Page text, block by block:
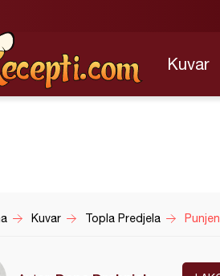
Kuvar
Kuvar Topla Predjela